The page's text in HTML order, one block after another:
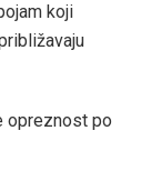
koji
opreznost po